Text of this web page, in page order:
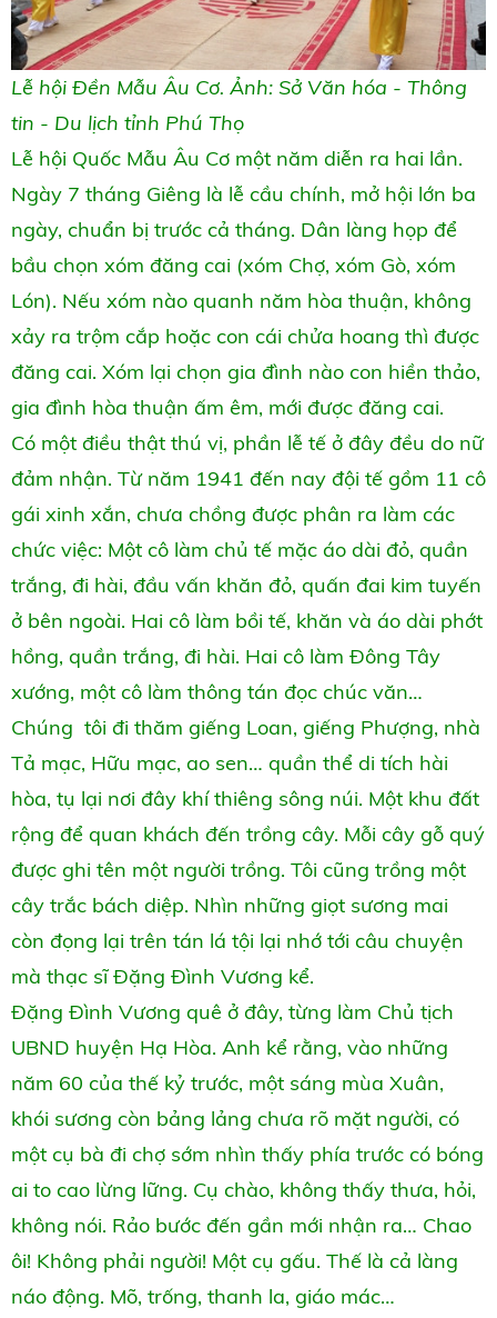
Lễ hội Đền Mẫu Âu Cơ. Ảnh: Sở Văn hóa - Thông
tin - Du lịch tỉnh Phú Thọ
Lễ hội Quốc Mẫu Âu Cơ một năm diễn ra hai lần.
Ngày 7 tháng Giêng là lễ cầu chính, mở hội lớn ba
ngày, chuẩn bị trước cả tháng. Dân làng họp để
bầu chọn xóm đăng cai (xóm Chợ, xóm Gò, xóm
Lón). Nếu xóm nào quanh năm hòa thuận, không
xảy ra trộm cắp hoặc con cái chửa hoang thì được
đăng cai. Xóm lại chọn gia đình nào con hiền thảo,
gia đình hòa thuận ấm êm, mới được đăng cai.
Có một điều thật thú vị, phần lễ tế ở đây đều do nữ
đảm nhận. Từ năm 1941 đến nay đội tế gồm 11 cô
gái xinh xắn, chưa chồng được phân ra làm các
chức việc: Một cô làm chủ tế mặc áo dài đỏ, quần
trắng, đi hài, đầu vấn khăn đỏ, quấn đai kim tuyến
ở bên ngoài. Hai cô làm bồi tế, khăn và áo dài phớt
hồng, quần trắng, đi hài. Hai cô làm Đông Tây
xướng, một cô làm thông tán đọc chúc văn…
Chúng tôi đi thăm giếng Loan, giếng Phượng, nhà
Tả mạc, Hữu mạc, ao sen… quần thể di tích hài
hòa, tụ lại nơi đây khí thiêng sông núi. Một khu đất
rộng để quan khách đến trồng cây. Mỗi cây gỗ quý
được ghi tên một người trồng. Tôi cũng trồng một
cây trắc bách diệp. Nhìn những giọt sương mai
còn đọng lại trên tán lá tội lại nhớ tới câu chuyện
mà thạc sĩ Đặng Đình Vương kể.
Đặng Đình Vương quê ở đây, từng làm Chủ tịch
UBND huyện Hạ Hòa. Anh kể rằng, vào những
năm 60 của thế kỷ trước, một sáng mùa Xuân,
khói sương còn bảng lảng chưa rõ mặt người, có
một cụ bà đi chợ sớm nhìn thấy phía trước có bóng
ai to cao lừng lững. Cụ chào, không thấy thưa, hỏi,
không nói. Rảo bước đến gần mới nhận ra… Chao
ôi! Không phải người! Một cụ gấu. Thế là cả làng
náo động. Mõ, trống, thanh la, giáo mác…